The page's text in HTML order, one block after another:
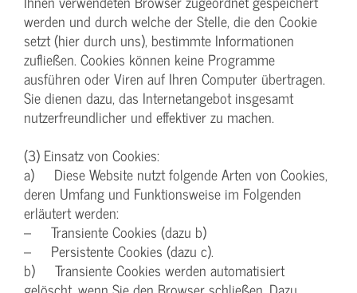
werden und durch welche der Stelle, die den Cookie
setzt (hier durch uns), bestimmte Informationen
zufließen. Cookies können keine Programme
ausführen oder Viren auf Ihren Computer übertragen.
Sie dienen dazu, das Internetangebot insgesamt
nutzerfreundlicher und effektiver zu machen.
(3) Einsatz von Cookies:
a) Diese Website nutzt folgende Arten von Cookies,
deren Umfang und Funktionsweise im Folgenden
erläutert werden:
– Transiente Cookies (dazu b)
– Persistente Cookies (dazu c).
b) Transiente Cookies werden automatisiert